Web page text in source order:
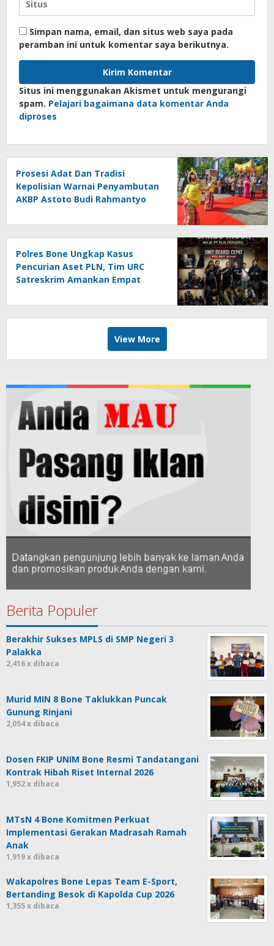
Simpan nama, email, dan situs web saya pada
peramban ini untuk komentar saya berikutnya.
Situs ini menggunakan Akismet untuk mengurangi
spam. Pelajari bagaimana data komentar Anda
diproses
Prosesi Adat Dan Tradisi
Kepolisian Warnai Penyambutan
AKBP Astoto Budi Rahmantyo
Polres Bone Ungkap Kasus
Pencurian Aset PLN, Tim URC
Satreskrim Amankan Empat
View More
Berita Populer
Berakhir Sukses MPLS di SMP Negeri 3
Palakka
2,416 x dibaca
Murid MIN 8 Bone Taklukkan Puncak
Gunung Rinjani
2,054 x dibaca
Dosen FKIP UNIM Bone Resmi Tandatangani
Kontrak Hibah Riset Internal 2026
1,952 x dibaca
MTsN 4 Bone Komitmen Perkuat
Implementasi Gerakan Madrasah Ramah
Anak
1,919 x dibaca
Wakapolres Bone Lepas Team E-Sport,
Bertanding Besok di Kapolda Cup 2026
1,355 x dibaca